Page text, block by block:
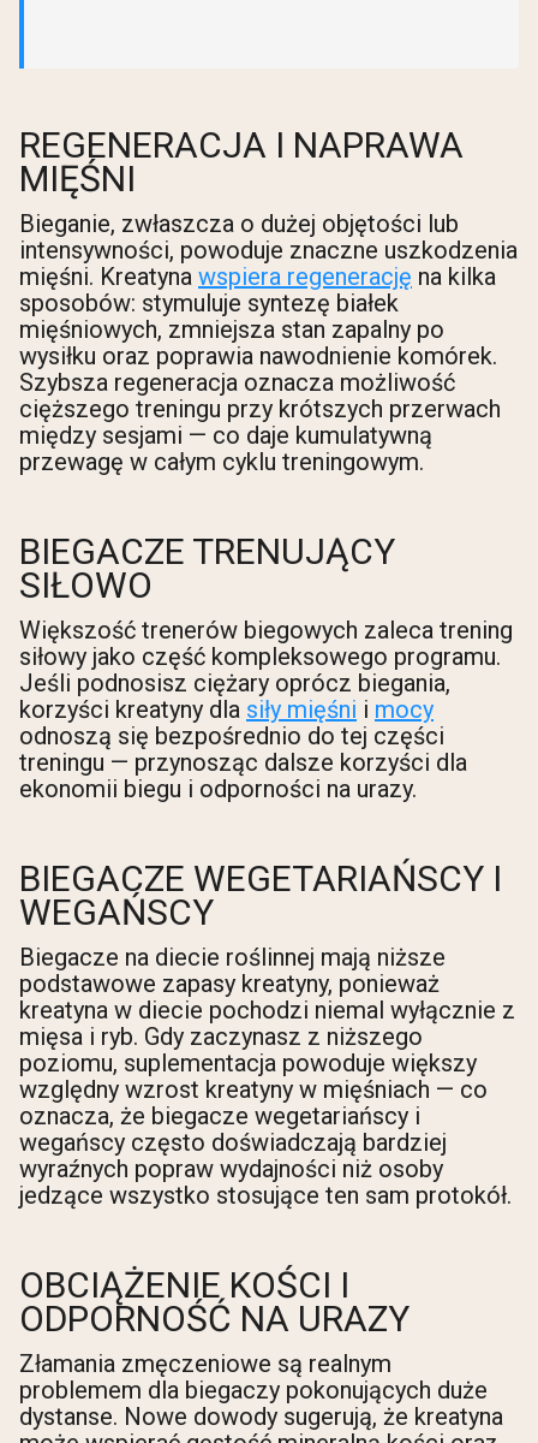
REGENERACJA I NAPRAWA
MIĘŚNI
Bieganie, zwłaszcza o dużej objętości lub
intensywności, powoduje znaczne uszkodzenia
mięśni. Kreatyna wspiera regenerację na kilka
sposobów: stymuluje syntezę białek
mięśniowych, zmniejsza stan zapalny po
wysiłku oraz poprawia nawodnienie komórek.
Szybsza regeneracja oznacza możliwość
cięższego treningu przy krótszych przerwach
między sesjami — co daje kumulatywną
przewagę w całym cyklu treningowym.
BIEGACZE TRENUJĄCY
SIŁOWO
Większość trenerów biegowych zaleca trening
siłowy jako część kompleksowego programu.
Jeśli podnosisz ciężary oprócz biegania,
korzyści kreatyny dla siły mięśni i mocy
odnoszą się bezpośrednio do tej części
treningu — przynosząc dalsze korzyści dla
ekonomii biegu i odporności na urazy.
BIEGACZE WEGETARIAŃSCY I
WEGAŃSCY
Biegacze na diecie roślinnej mają niższe
podstawowe zapasy kreatyny, ponieważ
kreatyna w diecie pochodzi niemal wyłącznie z
mięsa i ryb. Gdy zaczynasz z niższego
poziomu, suplementacja powoduje większy
względny wzrost kreatyny w mięśniach — co
oznacza, że biegacze wegetariańscy i
wegańscy często doświadczają bardziej
wyraźnych popraw wydajności niż osoby
jedzące wszystko stosujące ten sam protokół.
OBCIĄŻENIE KOŚCI I
ODPORNOŚĆ NA URAZY
Złamania zmęczeniowe są realnym
problemem dla biegaczy pokonujących duże
dystanse. Nowe dowody sugerują, że kreatyna